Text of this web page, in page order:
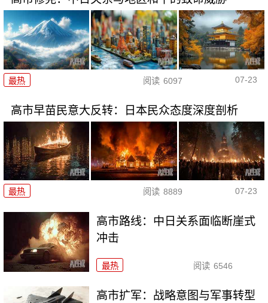
最热 阅读 6097 07-23
高市早苗民意大反转：日本民众态度深度剖析
最热 阅读 8889 07-23
高市路线：中日关系面临断崖式
冲击
最热 阅读 6546
高市扩军：战略意图与军事转型